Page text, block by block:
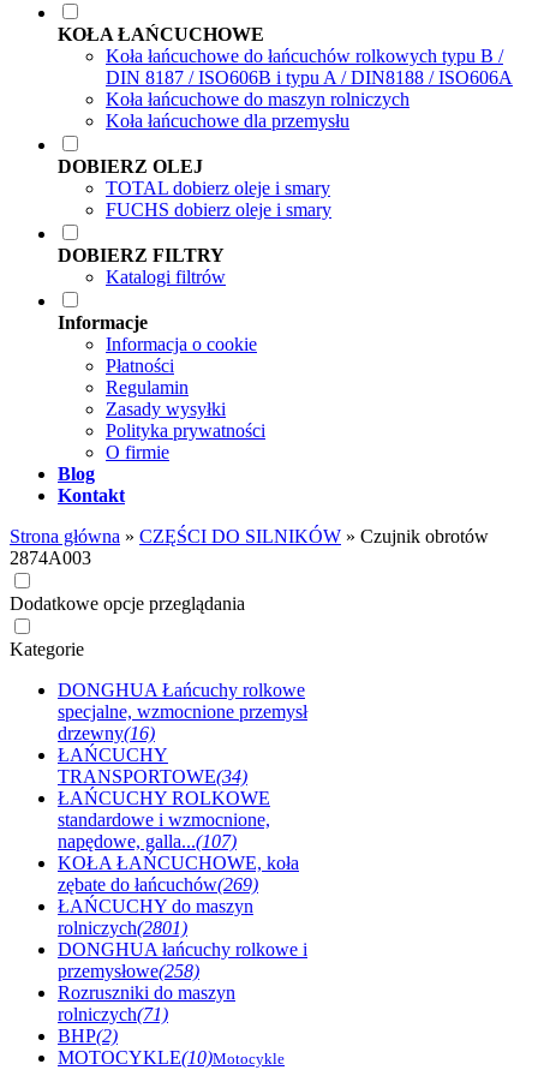
KOŁA ŁAŃCUCHOWE
Koła łańcuchowe do łańcuchów rolkowych typu B /
DIN 8187 / ISO606B i typu A / DIN8188 / ISO606A
Koła łańcuchowe do maszyn rolniczych
Koła łańcuchowe dla przemysłu
DOBIERZ OLEJ
TOTAL dobierz oleje i smary
FUCHS dobierz oleje i smary
DOBIERZ FILTRY
Katalogi filtrów
Informacje
Informacja o cookie
Płatności
Regulamin
Zasady wysyłki
Polityka prywatności
O firmie
Blog
Kontakt
Strona główna » CZĘŚCI DO SILNIKÓW » Czujnik obrotów
2874A003
Dodatkowe opcje przeglądania
Kategorie
DONGHUA Łańcuchy rolkowe
specjalne, wzmocnione przemysł
drzewny(16)
ŁAŃCUCHY
TRANSPORTOWE(34)
ŁAŃCUCHY ROLKOWE
standardowe i wzmocnione,
napędowe, galla...(107)
KOŁA ŁAŃCUCHOWE, koła
zębate do łańcuchów(269)
ŁAŃCUCHY do maszyn
rolniczych(2801)
DONGHUA łańcuchy rolkowe i
przemysłowe(258)
Rozruszniki do maszyn
rolniczych(71)
BHP(2)
MOTOCYKLE(10)Motocykle